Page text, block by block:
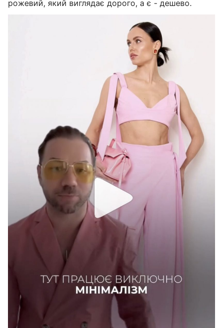
рожевий, який виглядає дорого, а є - дешево.